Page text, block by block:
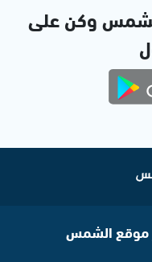
وكن على
موقع الشمس